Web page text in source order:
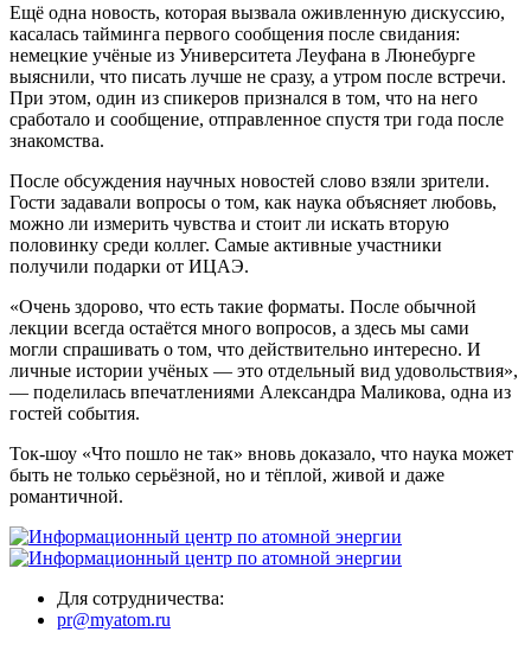
Ещё одна новость, которая вызвала оживленную дискуссию,
касалась тайминга первого сообщения после свидания:
немецкие учёные из Университета Леуфана в Люнебурге
выяснили, что писать лучше не сразу, а утром после встречи.
При этом, один из спикеров признался в том, что на него
сработало и сообщение, отправленное спустя три года после
знакомства.
После обсуждения научных новостей слово взяли зрители.
Гости задавали вопросы о том, как наука объясняет любовь,
можно ли измерить чувства и стоит ли искать вторую
половинку среди коллег. Самые активные участники
получили подарки от ИЦАЭ.
«Очень здорово, что есть такие форматы. После обычной
лекции всегда остаётся много вопросов, а здесь мы сами
могли спрашивать о том, что действительно интересно. И
личные истории учёных — это отдельный вид удовольствия»,
— поделилась впечатлениями Александра Маликова, одна из
гостей события.
Ток-шоу «Что пошло не так» вновь доказало, что наука может
быть не только серьёзной, но и тёплой, живой и даже
романтичной.
Для сотрудничества:
pr@myatom.ru